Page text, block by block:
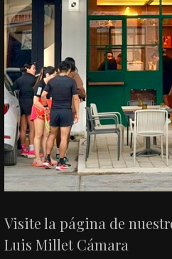
Visite la página de
Luis Millet Cámara